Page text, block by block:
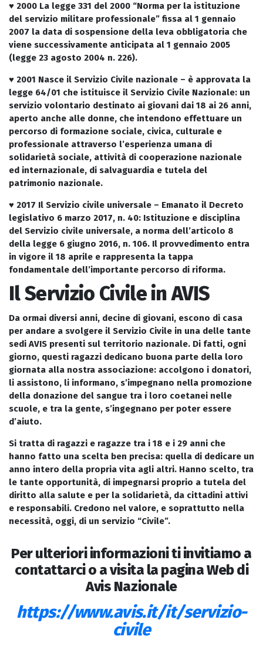
♥ 2000 La legge 331 del 2000 “Norma per la istituzione
del servizio militare professionale” fissa al 1 gennaio
2007 la data di sospensione della leva obbligatoria che
viene successivamente anticipata al 1 gennaio 2005
(legge 23 agosto 2004 n. 226).
♥ 2001 Nasce il Servizio Civile nazionale – è approvata la
legge 64/01 che istituisce il Servizio Civile Nazionale: un
servizio volontario destinato ai giovani dai 18 ai 26 anni,
aperto anche alle donne, che intendono effettuare un
percorso di formazione sociale, civica, culturale e
professionale attraverso l’esperienza umana di
solidarietà sociale, attività di cooperazione nazionale
ed internazionale, di salvaguardia e tutela del
patrimonio nazionale.
♥ 2017 Il Servizio civile universale – Emanato il Decreto
legislativo 6 marzo 2017, n. 40: Istituzione e disciplina
del Servizio civile universale, a norma dell’articolo 8
della legge 6 giugno 2016, n. 106. Il provvedimento entra
in vigore il 18 aprile e rappresenta la tappa
fondamentale dell’importante percorso di riforma.
Il Servizio Civile in AVIS
Da ormai diversi anni, decine di giovani, escono di casa
per andare a svolgere il Servizio Civile in una delle tante
sedi AVIS presenti sul territorio nazionale. Di fatti, ogni
giorno, questi ragazzi dedicano buona parte della loro
giornata alla nostra associazione: accolgono i donatori,
li assistono, li informano, s’impegnano nella promozione
della donazione del sangue tra i loro coetanei nelle
scuole, e tra la gente, s’ingegnano per poter essere
d’aiuto.
Si tratta di ragazzi e ragazze tra i 18 e i 29 anni che
hanno fatto una scelta ben precisa: quella di dedicare un
anno intero della propria vita agli altri. Hanno scelto, tra
le tante opportunità, di impegnarsi proprio a tutela del
diritto alla salute e per la solidarietà, da cittadini attivi
e responsabili. Credono nel valore, e soprattutto nella
necessità, oggi, di un servizio “Civile”.
Per ulteriori informazioni ti invitiamo a
contattarci o a visita la pagina Web di
Avis Nazionale
https://www.avis.it/it/servizio-
civile